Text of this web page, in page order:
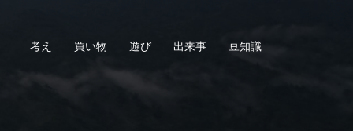
考え 買い物 遊び 出来事 豆知識